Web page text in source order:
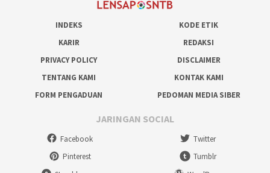
INDEKS
KODE ETIK
KARIR
REDAKSI
PRIVACY POLICY
DISCLAIMER
TENTANG KAMI
KONTAK KAMI
FORM PENGADUAN
PEDOMAN MEDIA SIBER
JARINGAN SOCIAL
Facebook
Twitter
Pinterest
Tumblr